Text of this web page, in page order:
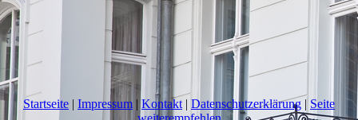
Startseite | Impressum | Kontakt | Datenschutzerklärung | Seite